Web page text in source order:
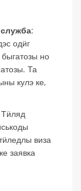
:
одӥг
но
Та
кулэ ке,
Тӥляд
виза
заявка